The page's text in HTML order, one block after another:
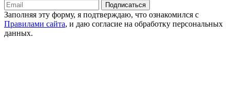
Подписаться
Заполняя эту форму, я подтверждаю, что ознакомился с
Правилами сайта, и даю согласие на обработку персональных
данных.